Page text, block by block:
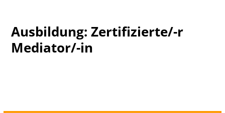
Ausbildung: Zertifizierte/-r
Mediator/-in